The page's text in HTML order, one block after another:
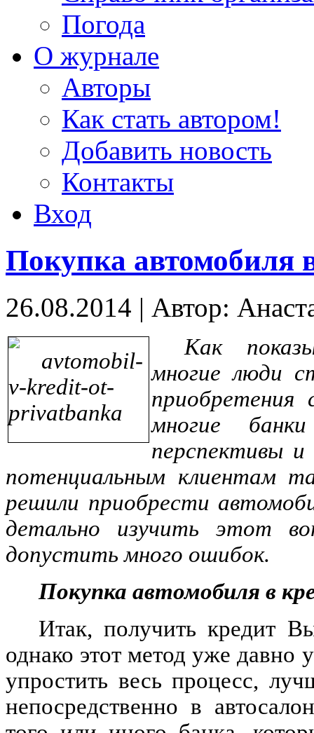
Погода
О журнале
Авторы
Как стать автором!
Добавить новость
Контакты
Вход
Покупка автомобиля
26.08.2014 | Автор:
Как
многие люди
приобретения
многие
перспективы
потенциальным клиентам
решили приобрести
детально изучить этот
допустить много ошибок.
Покупка автомобиля в
Итак, получить кредит
однако этот метод уже давно
упростить весь процесс,
непосредственно в